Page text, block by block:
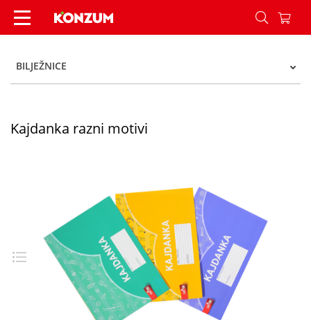
Kajdanka razni motivi - Konzum
BILJEŽNICE
Kajdanka razni motivi